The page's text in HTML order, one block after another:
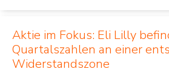
Aktie im Fokus: Eli Lilly
Quartalszahlen an einer
Widerstandszone